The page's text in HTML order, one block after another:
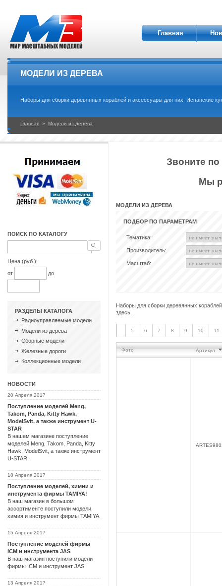
Главная
МОДЕЛИ ИЗ ДЕРЕВА
Наборы для сборки деревянных кораблей и аксессуары для них. Испанские
Главная » Модели из дерева
ПОИСК ПО КАТАЛОГУ
Цена (руб.):
от
до
РАЗДЕЛЫ КАТАЛОГА
Радиоуправляемые модели
Модели из дерева
Сборные модели
Железные дороги
Коллекционные модели
НОВОСТИ
20 Апреля 2017
Поступление моделей Meng,
Takom, Panda, Kitty Hawk,
ModelSvit, а также инструмент U-
STAR
В нашем магазине поступление
моделей Meng, Takom, Panda, Kitty
Hawk, ModelSvit, а также инструмент
U-STAR.
18 Апреля 2017
Поступление моделей, химии и
инструмента фирмы TAMIYA!
В наш магазин в большом
ассортименте поступили модели,
химия и инструмент фирмы TAMIYA.
15 Апреля 2017
Поступление моделей фирмы
ICM и инструмента JAS
В наш магазин поступили модели
фирмы ICM и инструмент JAS.
13 Апреля 2017
Звоните
Мы
МОДЕЛИ ИЗ ДЕРЕВА
ПОДБОР ПО ПАРАМЕТРАМ
Тематика:
Производитель:
Масштаб:
Наборы для сборки деревянных
здесь.
5 6 7 8 9 10 11
Фото Артикул